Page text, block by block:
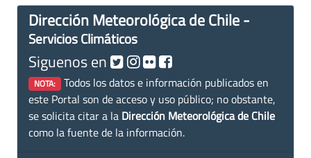
Dirección Meteorológica de Chile -
Servicios Climáticos
Siguenos en
NOTA: Todos los datos e información publicados en
este Portal son de acceso y uso público; no obstante,
se solicita citar a la Dirección Meteorológica de Chile
como la fuente de la información.